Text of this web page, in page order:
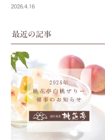
2026.4.16
最近の記事